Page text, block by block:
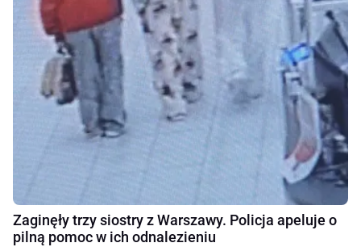
Zaginęły trzy siostry z Warszawy. Policja apeluje o
pilną pomoc w ich odnalezieniu